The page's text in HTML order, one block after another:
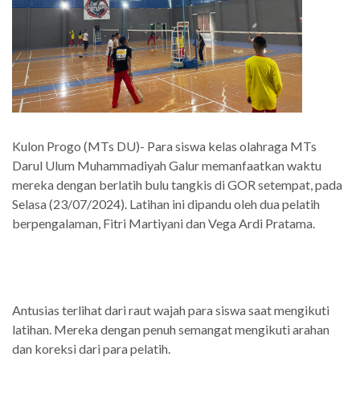
Kulon Progo (MTs DU)- Para siswa kelas olahraga MTs
Darul Ulum Muhammadiyah Galur memanfaatkan waktu
mereka dengan berlatih bulu tangkis di GOR setempat, pada
Selasa (23/07/2024). Latihan ini dipandu oleh dua pelatih
berpengalaman, Fitri Martiyani dan Vega Ardi Pratama.
Antusias terlihat dari raut wajah para siswa saat mengikuti
latihan. Mereka dengan penuh semangat mengikuti arahan
dan koreksi dari para pelatih.